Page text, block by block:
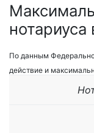
По данным
действие и